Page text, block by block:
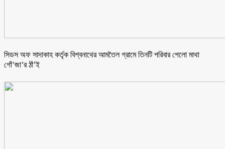
সিডস অফ সাদাকাহ কর্তৃক বিশ্বনাথের আমতৈল গ্রামে তিনটি পরিবার পেলো মাথা
গোঁ’জা’র ঠাঁ’ই